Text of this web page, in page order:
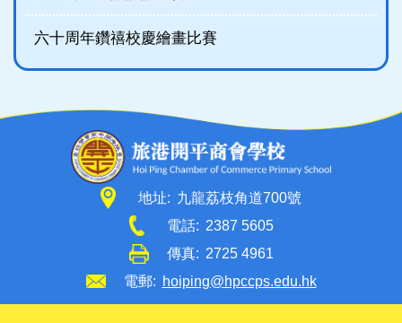
六十周年鑽禧校慶繪畫比賽
地址: 九龍荔枝角道700號
電話: 2387 5605
傳真: 2725 4961
電郵: hoiping@hpccps.edu.hk